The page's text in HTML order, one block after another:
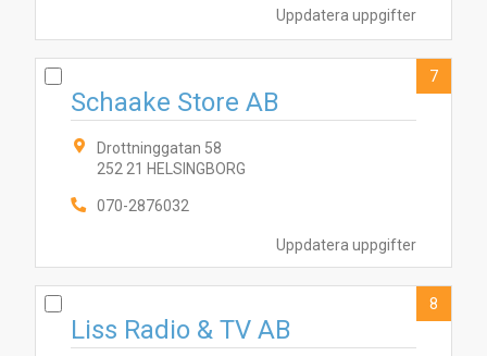
Uppdatera uppgifter
Uppdatera uppgifter
Schaake Store AB
Drottninggatan 58
252 21 HELSINGBORG
070-2876032
7
Liss Radio & TV AB
8